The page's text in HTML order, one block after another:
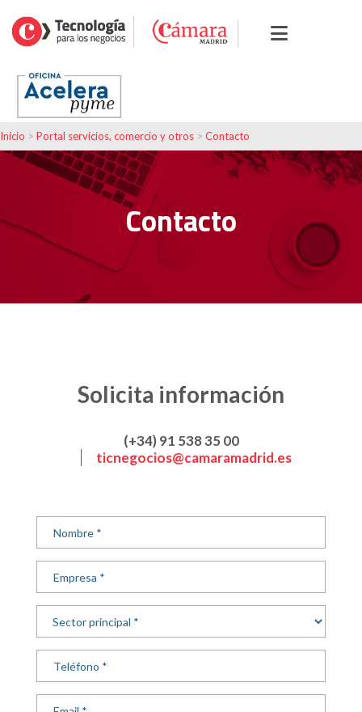
Inicio > Portal servicios, comercio y otros > Contacto
Contacto
Solicita información
(+34) 91 538 35 00
ticnegocios@camaramadrid.es